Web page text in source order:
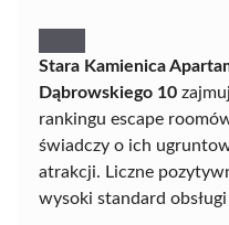
Stara Kamienica
Dąbrowskiego 10
rankingu escape
świadczy o ich
atrakcji. Liczne
wysoki standard